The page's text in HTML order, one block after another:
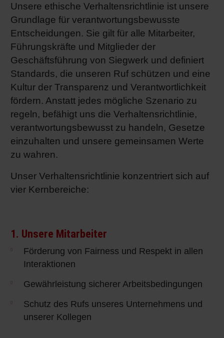
Unsere ethische Verhaltensrichtlinie ist unsere
Grundlage für verantwortungsbewusste
Entscheidungen. Sie gilt für alle Mitarbeiter,
Führungskräfte und Mitglieder der
Geschäftsführung von Siegwerk und definiert
Standards, die unseren Ruf schützen und eine
Kultur der Transparenz und Verantwortlichkeit
fördern. Anstatt jedes mögliche Szenario zu
regeln, befähigt uns die Verhaltensrichtlinie,
verantwortungsbewusst zu handeln, Gesetze
einzuhalten und unsere gemeinsamen Werte
zu wahren.
Unser Verhaltensrichtlinie konzentriert sich auf
vier Kernbereiche:
1. Unsere Mitarbeiter
Förderung von Fairness und Respekt in allen
Interaktionen
Gewährleistung sicherer Arbeitsbedingungen
Schutz des Rufs unseres Unternehmens und
unserer Kollegen